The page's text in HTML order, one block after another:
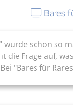
Bares
wurde schon so
die Frage auf,
"Bares für